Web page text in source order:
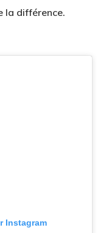
la différence.
Instagram